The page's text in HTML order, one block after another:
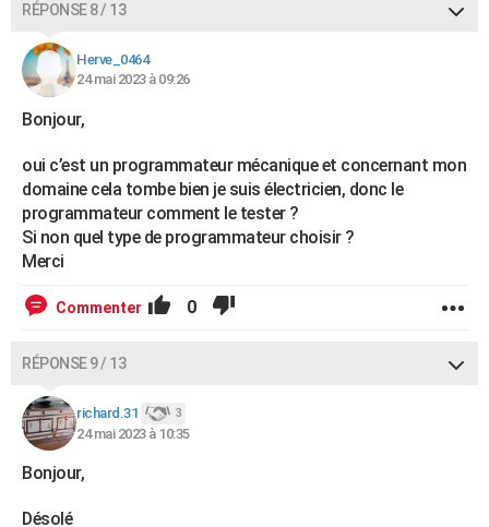
RÉPONSE 8 / 13
Herve_0464
24 mai 2023 à 09:26
Bonjour,
oui c’est un programmateur mécanique et concernant mon
domaine cela tombe bien je suis électricien, donc le
programmateur comment le tester ?
Si non quel type de programmateur choisir ?
Merci
Commenter 0
RÉPONSE 9 / 13
richard.31 3
24 mai 2023 à 10:35
Bonjour,
Désolé